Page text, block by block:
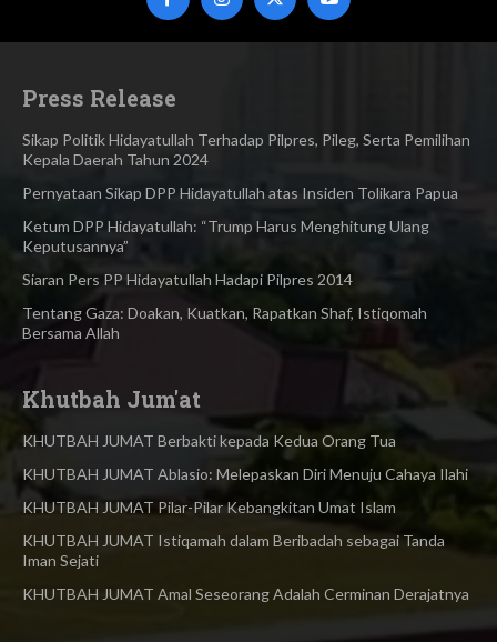
Press Release
Sikap Politik Hidayatullah Terhadap Pilpres, Pileg, Serta Pemilihan
Kepala Daerah Tahun 2024
Pernyataan Sikap DPP Hidayatullah atas Insiden Tolikara Papua
Ketum DPP Hidayatullah: “Trump Harus Menghitung Ulang
Keputusannya”
Siaran Pers PP Hidayatullah Hadapi Pilpres 2014
Tentang Gaza: Doakan, Kuatkan, Rapatkan Shaf, Istiqomah
Bersama Allah
Khutbah Jum'at
KHUTBAH JUMAT Berbakti kepada Kedua Orang Tua
KHUTBAH JUMAT Ablasio: Melepaskan Diri Menuju Cahaya Ilahi
KHUTBAH JUMAT Pilar-Pilar Kebangkitan Umat Islam
KHUTBAH JUMAT Istiqamah dalam Beribadah sebagai Tanda
Iman Sejati
KHUTBAH JUMAT Amal Seseorang Adalah Cerminan Derajatnya